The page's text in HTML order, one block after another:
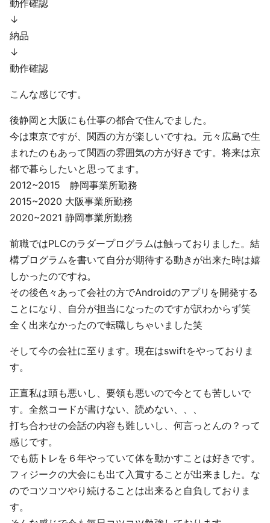
動作確認
↓
納品
↓
動作確認
こんな感じです。
後静岡と大阪にも仕事の都合で住んでました。
今は東京ですが、関西の方が楽しいですね。元々広島で生
まれたのもあって関西の雰囲気の方が好きです。将来は京
都で暮らしたいと思ってます。
2012~2015 静岡事業所勤務
2015~2020 大阪事業所勤務
2020~2021 静岡事業所勤務
前職ではPLCのラダープログラムは触っておりました。結
構プログラムを書いて自分が期待する動きが出来た時は嬉
しかったのですね。
その後色々あって会社の方でAndroidのアプリを開発する
ことになり、自分が担当になったのですが訳わからず笑
全く出来なかったので転職しちゃいました笑
そして今の会社に至ります。現在はswiftをやっておりま
す。
正直私は頭も悪いし、要領も悪いので今とても苦しいで
す。全然コードが書けない、読めない、、、
打ち合わせの会話の内容も難しいし、何言っとんの？って
感じです。
でも筋トレを６年やっていて体を動かすことは好きです。
フィジークの大会にも出て入賞することが出来ました。な
のでコツコツやり続けることは出来ると自負しておりま
す。